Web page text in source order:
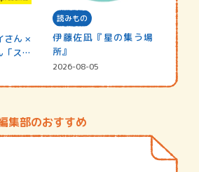
さん ×
「スペ
読みもの
伊藤佐凪『星の集う場
所』
2026-08-05
集部のおすすめ